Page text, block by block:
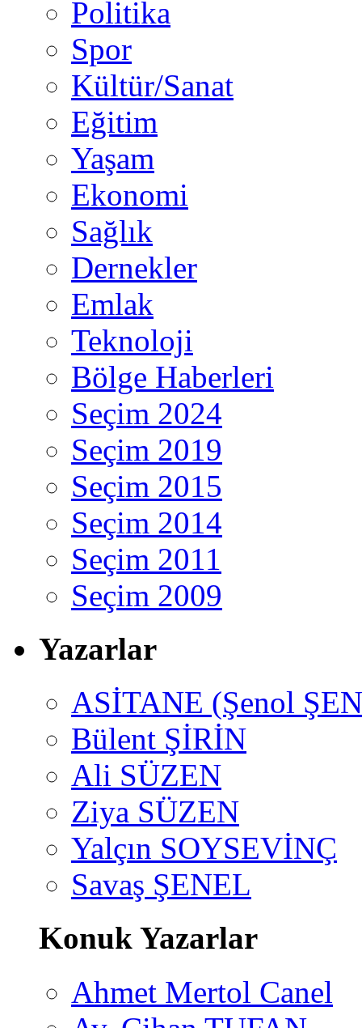
Politika
Spor
Kültür/Sanat
Eğitim
Yaşam
Ekonomi
Sağlık
Dernekler
Emlak
Teknoloji
Bölge Haberleri
Seçim 2024
Seçim 2019
Seçim 2015
Seçim 2014
Seçim 2011
Seçim 2009
Yazarlar
ASİTANE (Şenol
Bülent ŞİRİN
Ali SÜZEN
Ziya SÜZEN
Yalçın SOYSEVİNÇ
Savaş ŞENEL
Konuk Yazarlar
Ahmet Mertol Canel